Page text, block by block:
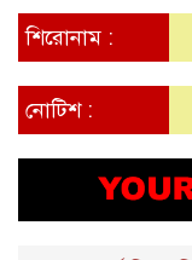
শিরোনাম :
নোটিশ :